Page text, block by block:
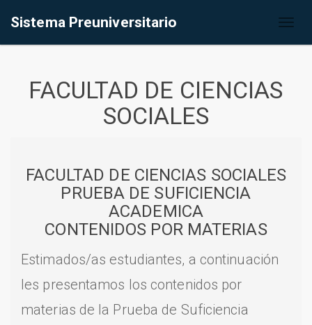
Sistema Preuniversitario
FACULTAD DE CIENCIAS
SOCIALES
FACULTAD DE CIENCIAS SOCIALES
PRUEBA DE SUFICIENCIA
ACADEMICA
CONTENIDOS POR MATERIAS
Estimados/as estudiantes, a continuación
les presentamos los contenidos por
materias de la Prueba de Suficiencia